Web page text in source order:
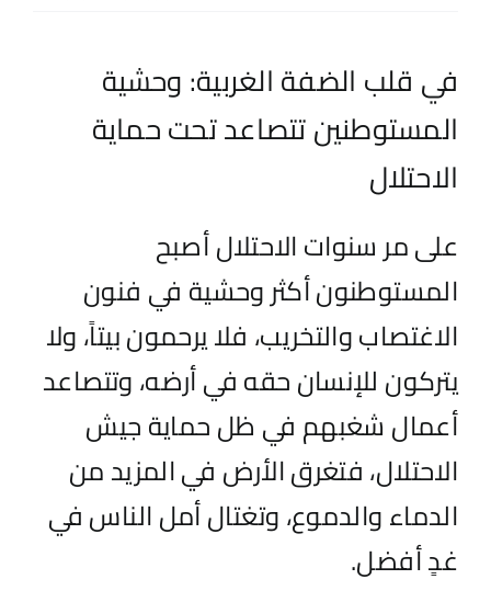
في قلب الضفة الغربية: وحشية
المستوطنين تتصاعد تحت حماية
الاحتلال
على مرسنوات الاحتلالأصبح
المستوطنونأكثر وحشية في فنون
الاغتصاب والتخريب، فلا يرحمون بيتاً، ولا
يتركون للإنسان حقه في أرضه،وتتصاعد
أعمال شغبهم في ظل حماية جيش
الاحتلال، فتغرق الأرض في المزيد من
الدماء والدموع،وتغتالأمل الناس في
غدٍ أفضل.